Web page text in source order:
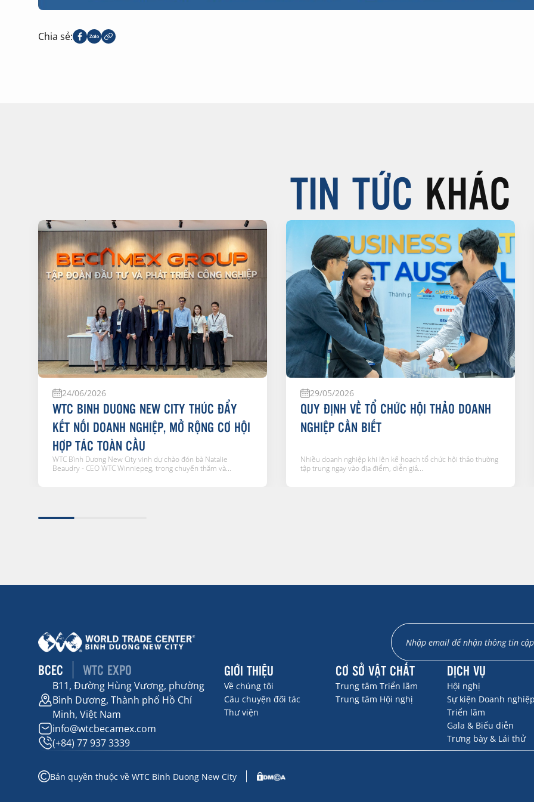
Chia sẻ:
TIN TỨC KHÁC
24/06/2026
WTC BINH DUONG NEW CITY THÚC ĐẨY
KẾT NỐI DOANH NGHIỆP, MỞ RỘNG CƠ HỘI
HỢP TÁC TOÀN CẦU
WTC Bình Dương New City vinh dự chào đón bà Natalie
Beaudry - CEO WTC Winniepeg, trong chuyến thăm và...
29/05/2026
QUY ĐỊNH VỀ TỔ CHỨC HỘI THẢO DOANH
NGHIỆP CẦN BIẾT
Nhiều doanh nghiệp khi lên kế hoạch tổ chức hội thảo thường
tập trung ngay vào địa điểm, diễn giả...
BCEC WTC EXPO
B11, Đường Hùng Vương, phường
Bình Dương, Thành phố Hồ Chí
Minh, Việt Nam
info@wtcbecamex.com
(+84) 77 937 3339
GIỚI THIỆU
Về chúng tôi
Câu chuyện đối tác
Thư viện
CƠ SỞ VẬT CHẤT
Trung tâm Triển lãm
Trung tâm Hội nghị
DỊCH VỤ
Hội nghị
Sự kiện Doanh
Triển lãm
Gala & Biểu diễn
Trưng bày & Lái thử
Bản quyền thuộc về WTC Binh Duong New City